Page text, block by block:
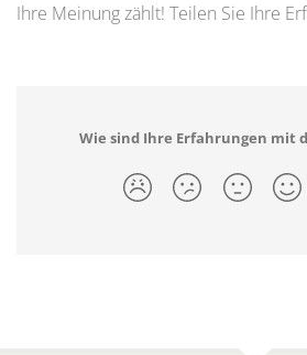
Ihre Meinung zählt! Teilen Sie Ihre
Wie sind Ihre Erfahrungen mit